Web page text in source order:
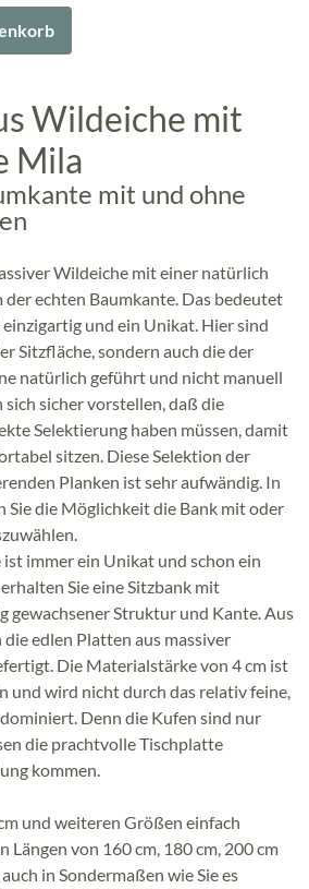
Wildeiche mit
Mila
mit und ohne
Wildeiche mit einer natürlich
echten Baumkante. Das bedeutet
und ein Unikat. Hier sind
Sitzfläche, sondern auch die der
natürlich geführt und nicht manuell
sich sicher vorstellen, daß die
Selektierung haben müssen, damit
sitzen. Diese Selektion der
Planken ist sehr aufwändig. In
Sie die Möglichkeit die Bank mit oder
immer ein Unikat und schon ein
Sie eine Sitzbank mit
gewachsener Struktur und Kante. Aus
edlen Platten aus massiver
Die Materialstärke von 4 cm ist
und wird nicht durch das relativ feine,
Denn die Kufen sind nur
die prachtvolle Tischplatte
kommen.
und weiteren Größen einfach
Längen von 160 cm, 180 cm, 200 cm
in Sondermaßen wie Sie es